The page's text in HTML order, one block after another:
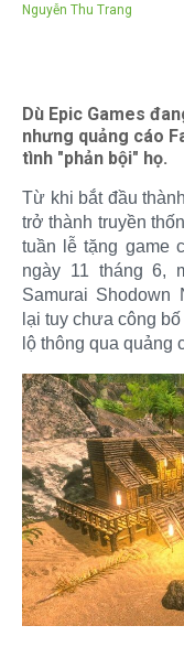
Nguyễn Thu Trang
Dù Epic Games
nhưng quảng cáo
tình "phản bội" họ.
Từ khi bắt đầu
trở thành truyền
tuần lễ tặng game
ngày 11 tháng 6,
Samurai Shodown
lại tuy chưa công
lộ thông qua quảng